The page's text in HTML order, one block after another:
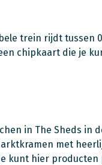
trein rijdt tussen
chipkaart die je
in The Sheds in
met
kunt hier